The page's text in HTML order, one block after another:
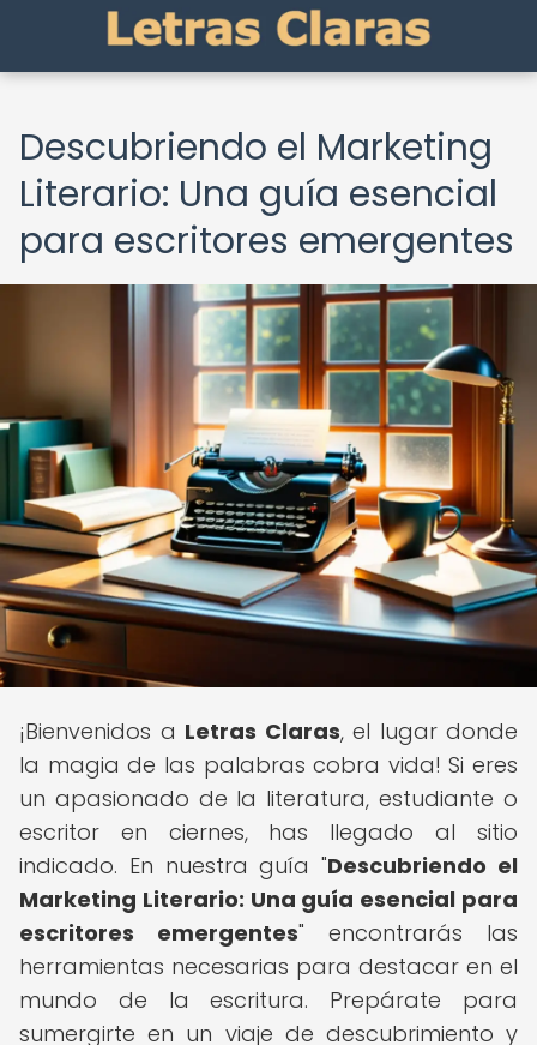
Descubriendo el Marketing
Literario: Una guía esencial
para escritores emergentes
¡Bienvenidos a Letras Claras, el lugar donde
la magia de las palabras cobra vida! Si eres
un apasionado de la literatura, estudiante o
escritor en ciernes, has llegado al sitio
indicado. En nuestra guía "Descubriendo el
Marketing Literario: Una guía esencial para
escritores emergentes" encontrarás las
herramientas necesarias para destacar en el
mundo de la escritura. Prepárate para
sumergirte en un viaje de descubrimiento y